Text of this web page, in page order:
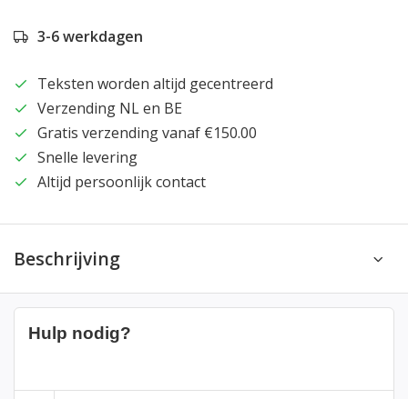
3-6 werkdagen
Teksten worden altijd gecentreerd
Verzending NL en BE
Gratis verzending vanaf €150.00
Snelle levering
Altijd persoonlijk contact
Beschrijving
Hulp nodig?